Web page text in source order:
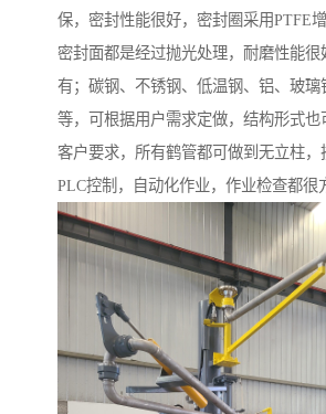
保，密封性能很好，密封圈采用PTFE
密封面都是经过抛光处理，耐磨性能很
有；碳钢、不锈钢、低温钢、铝、玻璃
等，可根据用户需求定做，结构形式也
客户要求，所有鹤管都可做到无立柱，
PLC控制，自动化作业，作业检查都很